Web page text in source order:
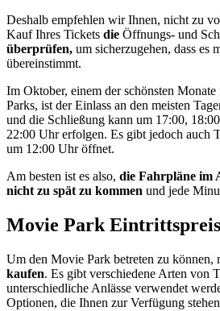
Deshalb empfehlen wir Ihnen, nicht zu
Kauf Ihres Tickets die Öffnungs- und
überprüfen, um sicherzugehen, dass es
übereinstimmt.
Im Oktober, einem der schönsten
Parks, ist der Einlass an den meisten
und die Schließung kann um 17:00,
22:00 Uhr erfolgen. Es gibt jedoch auch
um 12:00 Uhr öffnet.
Am besten ist es also, die Fahrpläne im
nicht zu spät zu kommen und jede
Movie Park
Um den Movie Park betreten zu können,
kaufen. Es gibt verschiedene Arten von
unterschiedliche Anlässe verwendet
Optionen, die Ihnen zur Verfügung